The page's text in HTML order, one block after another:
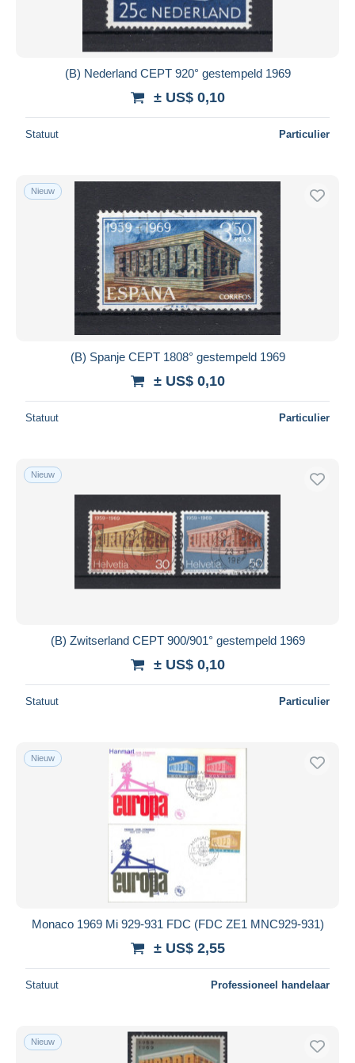
(B) Nederland CEPT 920° gestempeld 1969
± US$ 0,10
Statuut Particulier
Nieuw
(B) Spanje CEPT 1808° gestempeld 1969
± US$ 0,10
Statuut Particulier
Nieuw
(B) Zwitserland CEPT 900/901° gestempeld 1969
± US$ 0,10
Statuut Particulier
Nieuw
Monaco 1969 Mi 929-931 FDC (FDC ZE1 MNC929-931)
± US$ 2,55
Statuut Professioneel handelaar
Nieuw